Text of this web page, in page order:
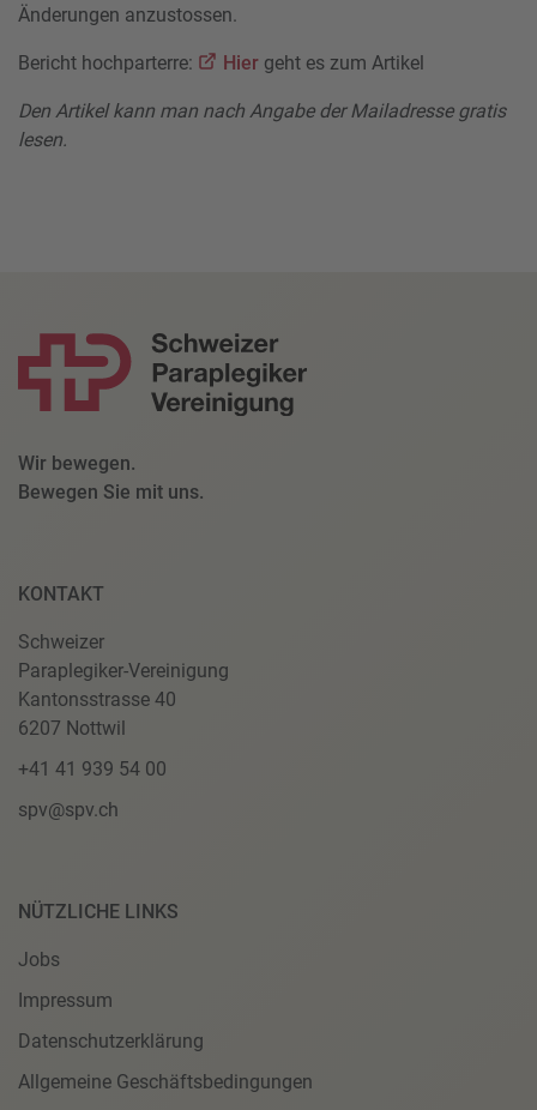
Änderungen anzustossen.
Bericht hochparterre: Hier geht es zum Artikel
Den Artikel kann man nach Angabe der Mailadresse gratis
lesen.
Wir bewegen.
Bewegen Sie mit uns.
KONTAKT
Schweizer
Paraplegiker-Vereinigung
Kantonsstrasse 40
6207 Nottwil
+41 41 939 54 00
spv@spv.ch
NÜTZLICHE LINKS
Jobs
Impressum
Datenschutzerklärung
Allgemeine Geschäftsbedingungen